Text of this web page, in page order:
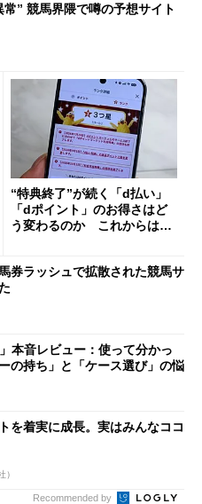
常” 競馬界隈で噂の予想サイト
“特典終了”が続く「d払い」
「dポイント」のお得さはど
う変わるのか これからは
券ラッシュで拡散された競馬サ
本音レビュー：使って分かっ
の持ち」と「ケース選び」の悩
を着実に成長。実はみんなココ
）
Recommended by